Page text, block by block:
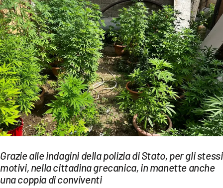
SOCIETÀ
CULTURA
ECONOMIA E LAVORO
EVENTI
SPORT
Streaming
LAC NETWORK
LAC ONAIR
Grazie alle indagini della polizia di Stato, per gli stessi
motivi, nella cittadina grecanica, in manette anche
una coppia di conviventi